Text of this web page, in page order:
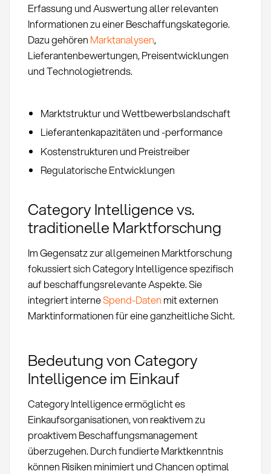
Erfassung und Auswertung aller relevanten
Informationen zu einer Beschaffungskategorie.
Dazu gehören Marktanalysen,
Lieferantenbewertungen, Preisentwicklungen
und Technologietrends.
Marktstruktur und Wettbewerbslandschaft
Lieferantenkapazitäten und -performance
Kostenstrukturen und Preistreiber
Regulatorische Entwicklungen
Category Intelligence vs.
traditionelle Marktforschung
Im Gegensatz zur allgemeinen Marktforschung
fokussiert sich Category Intelligence spezifisch
auf beschaffungsrelevante Aspekte. Sie
integriert interneSpend-Daten mit externen
Marktinformationen für eine ganzheitliche Sicht.
Bedeutung von Category
Intelligence im Einkauf
Category Intelligence ermöglicht es
Einkaufsorganisationen, von reaktivem zu
proaktivem Beschaffungsmanagement
überzugehen. Durch fundierte Marktkenntnis
können Risiken minimiert und Chancen optimal